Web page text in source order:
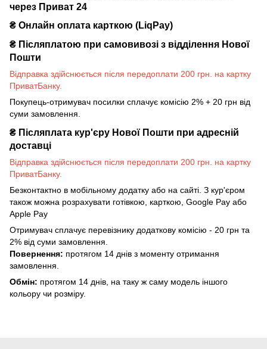
через Приват 24
₴ Онлайн оплата карткою (LiqPay)
₴ Післяплатою при самовивозі з відділення Нової
Пошти
Відправка здійснюється після передоплати 200 грн. на картку
ПриватБанку.
Покупець-отримувач посилки сплачує комісію 2% + 20 грн від
суми замовлення.
₴ Післяплата кур'єру Нової Пошти при адресній
доставці
Відправка здійснюється після передоплати 200 грн. на картку
ПриватБанку.
Безконтактно в мобільному додатку або на сайті. З кур'єром
також можна розрахувати готівкою, карткою, Google Pay або
Apple Pay
Отримувач сплачує перевізнику додаткову комісію - 20 грн та
2% від суми замовлення.
Повернення: протягом 14 днів з моменту отримання
замовлення.
Обмін: протягом 14 днів, на таку ж саму модель іншого
кольору чи розміру.